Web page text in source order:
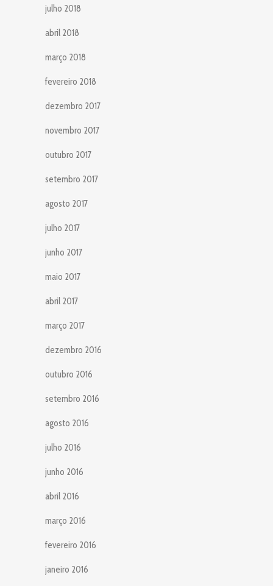
julho 2018
abril 2018
março 2018
fevereiro 2018
dezembro 2017
novembro 2017
outubro 2017
setembro 2017
agosto 2017
julho 2017
junho 2017
maio 2017
abril 2017
março 2017
dezembro 2016
outubro 2016
setembro 2016
agosto 2016
julho 2016
junho 2016
abril 2016
março 2016
fevereiro 2016
janeiro 2016